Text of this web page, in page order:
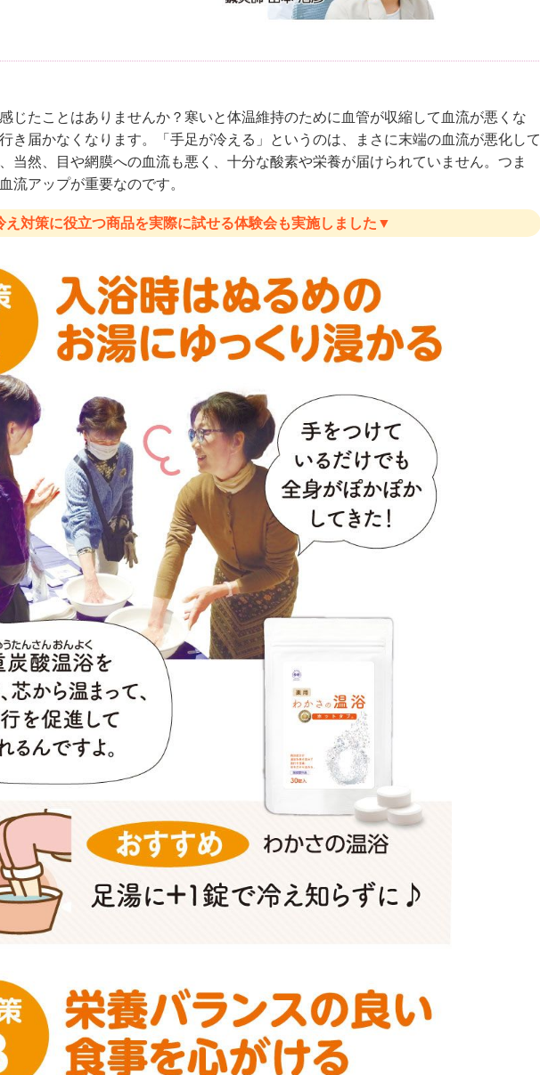
じたことはありませんか？寒いと体温維持のために血管が収縮して血流が悪くな
き届かなくなります。「手足が冷える」というのは、まさに末端の血流が悪化して
当然、目や網膜への血流も悪く、十分な酸素や栄養が届けられていません。つま
流アップが重要なのです。
対策に役立つ商品を実際に試せる体験会も実施しました▼